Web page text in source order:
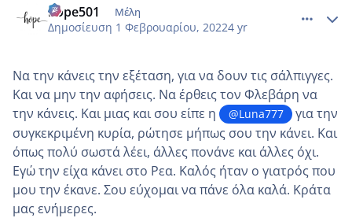
hope501 Μέλη
Δημοσίευση 1 Φεβρουαρίου, 20224 yr
Να την κάνεις την εξέταση, για να δουν τις σάλπιγγες.
Και να μην την αφήσεις. Να έρθεις τον Φλεβάρη να
την κάνεις. Και μιας και σου είπε η
@Luna777
για την
συγκεκριμένη κυρία, ρώτησε μήπως σου την κάνει. Και
όπως πολύ σωστά λέει, άλλες πονάνε και άλλες όχι.
Εγώ την είχα κάνει στο Ρεα. Καλός ήταν ο γιατρός που
μου την έκανε. Σου εύχομαι να πάνε όλα καλά. Κράτα
μας ενήμερες.